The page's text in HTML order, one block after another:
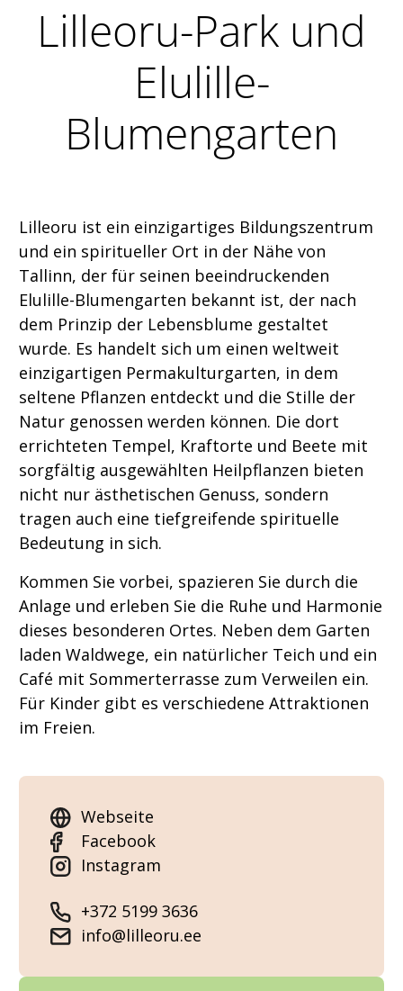
Lilleoru-Park und
Elulille-
Blumengarten
Lilleoru ist ein einzigartiges Bildungszentrum
und ein spiritueller Ort in der Nähe von
Tallinn, der für seinen beeindruckenden
Elulille-Blumengarten bekannt ist, der nach
dem Prinzip der Lebensblume gestaltet
wurde. Es handelt sich um einen weltweit
einzigartigen Permakulturgarten, in dem
seltene Pflanzen entdeckt und die Stille der
Natur genossen werden können. Die dort
errichteten Tempel, Kraftorte und Beete mit
sorgfältig ausgewählten Heilpflanzen bieten
nicht nur ästhetischen Genuss, sondern
tragen auch eine tiefgreifende spirituelle
Bedeutung in sich.
Kommen Sie vorbei, spazieren Sie durch die
Anlage und erleben Sie die Ruhe und Harmonie
dieses besonderen Ortes. Neben dem Garten
laden Waldwege, ein natürlicher Teich und ein
Café mit Sommerterrasse zum Verweilen ein.
Für Kinder gibt es verschiedene Attraktionen
im Freien.
Webseite
Facebook
Instagram
+372 5199 3636
info@lilleoru.ee